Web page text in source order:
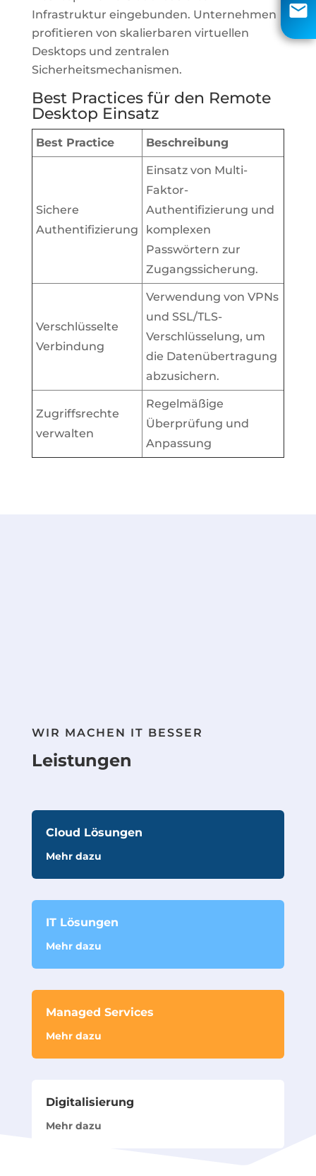
Infrastruktur eingebunden. Unternehmen
profitieren von skalierbaren virtuellen
Desktops und zentralen
Sicherheitsmechanismen.
Best Practices für den Remote
Desktop Einsatz
Best Practice Beschreibung
Sichere
Authentifizierung
Einsatz von Multi-
Faktor-
Authentifizierung und
komplexen
Passwörtern zur
Zugangssicherung.
Verschlüsselte
Verbindung
Verwendung von VPNs
und SSL/TLS-
Verschlüsselung, um
die Datenübertragung
abzusichern.
Zugriffsrechte
verwalten
Regelmäßige
Überprüfung und
Anpassung
WIR MACHEN IT BESSER
Leistungen
Cloud Lösungen
Mehr dazu
IT Lösungen
Mehr dazu
Managed Services
Mehr dazu
Digitalisierung
Mehr dazu
info@aci-edv.de